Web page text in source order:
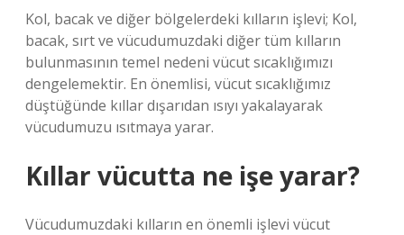
Kol, bacak ve diğer bölgelerdeki kılların işlevi; Kol,
bacak, sırt ve vücudumuzdaki diğer tüm kılların
bulunmasının temel nedeni vücut sıcaklığımızı
dengelemektir. En önemlisi, vücut sıcaklığımız
düştüğünde kıllar dışarıdan ısıyı yakalayarak
vücudumuzu ısıtmaya yarar.
Kıllar vücutta ne işe yarar?
Vücudumuzdaki kılların en önemli işlevi vücut